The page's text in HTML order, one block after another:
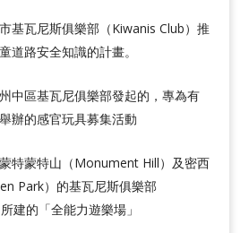
基瓦尼斯俱樂部（Kiwanis Club）推
道路安全知識的計畫。
中區基瓦尼俱樂部發起的，專為有
辦的感官玩具募集活動
特蒙特山（Monument Hill）及密西
Park）的基瓦尼斯俱樂部
建的「全能力遊樂場」